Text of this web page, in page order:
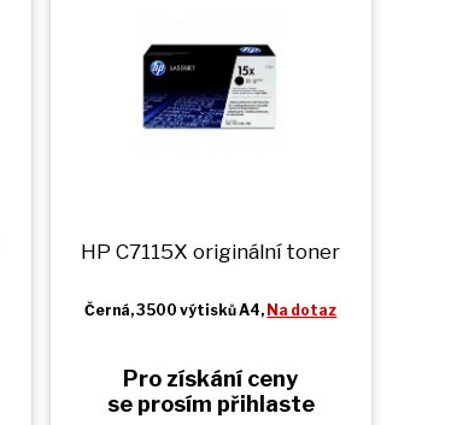
HP C7115X originální toner
Černá, 3500 výtisků A4, Na dotaz
Pro získání ceny
se prosím přihlaste